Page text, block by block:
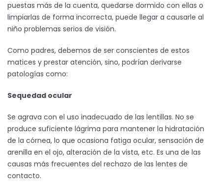
puestas más de la cuenta, quedarse dormido con ellas o
limpiarlas de forma incorrecta, puede llegar a causarle al
niño problemas serios de visión.
Como padres, debemos de ser conscientes de estos
matices y prestar atención, sino, podrían derivarse
patologías como:
Sequedad ocular
Se agrava con el uso inadecuado de las lentillas. No se
produce suficiente lágrima para mantener la hidratación
de la córnea, lo que ocasiona fatiga ocular, sensación de
arenilla en el ojo, alteración de la vista, etc. Es una de las
causas más frecuentes del rechazo de las lentes de
contacto.